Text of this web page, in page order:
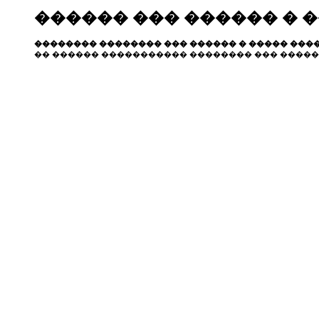
������ ��� ������ �
�������� �������� ��� ������ � �����
�� ������ ����������� �������� ���